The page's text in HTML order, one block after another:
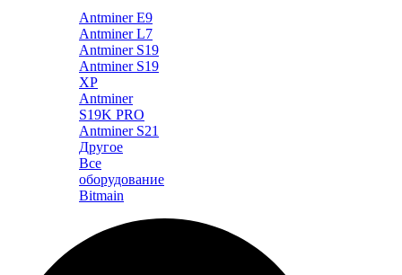
Antminer E9
Antminer L7
Antminer S19
Antminer S19
XP
Antminer
S19K PRO
Antminer S21
Другое
Все
оборудование
Bitmain